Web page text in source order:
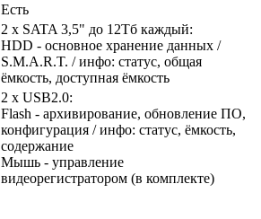
Есть
2 x SATA 3,5" до 12Тб каждый:
HDD - основное хранение данных /
S.M.A.R.T. / инфо: статус, общая
ёмкость, доступная ёмкость
2 x USB2.0:
Flash - архивирование, обновление ПО,
конфигурация / инфо: статус, ёмкость,
содержание
Мышь - управление
видеорегистратором (в комплекте)